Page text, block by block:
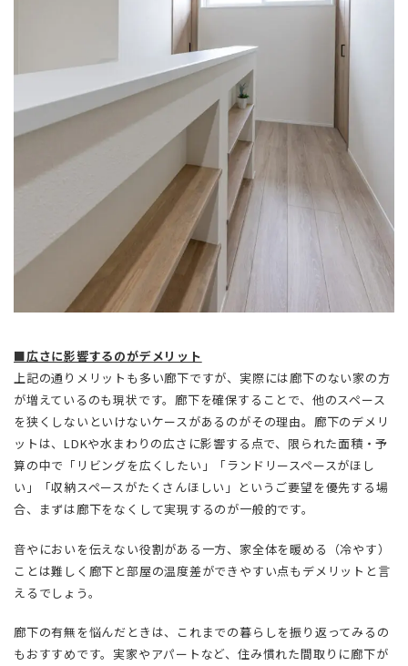
■広さに影響するのがデメリット
上記の通りメリットも多い廊下ですが、実際には廊下のない家の方
が増えているのも現状です。廊下を確保することで、他のスペース
を狭くしないといけないケースがあるのがその理由。廊下のデメリ
ットは、LDKや水まわりの広さに影響する点で、限られた面積・予
算の中で「リビングを広くしたい」「ランドリースペースがほし
い」「収納スペースがたくさんほしい」というご要望を優先する場
合、まずは廊下をなくして実現するのが一般的です。
音やにおいを伝えない役割がある一方、家全体を暖める（冷やす）
ことは難しく廊下と部屋の温度差ができやすい点もデメリットと言
えるでしょう。
廊下の有無を悩んだときは、これまでの暮らしを振り返ってみるの
もおすすめです。実家やアパートなど、住み慣れた間取りに廊下が